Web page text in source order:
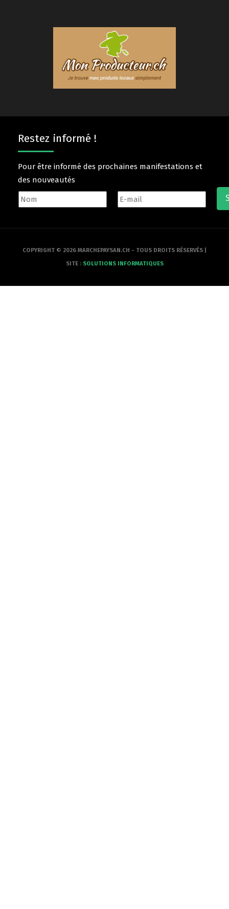
Restez informé !
Pour être informé des prochaines manifestations et
des nouveautés
COPYRIGHT © 2026 MARCHEPAYSAN.CH - TOUS DROITS RÉSERVÉS |
SITE : SOLUTIONS INFORMATIQUES